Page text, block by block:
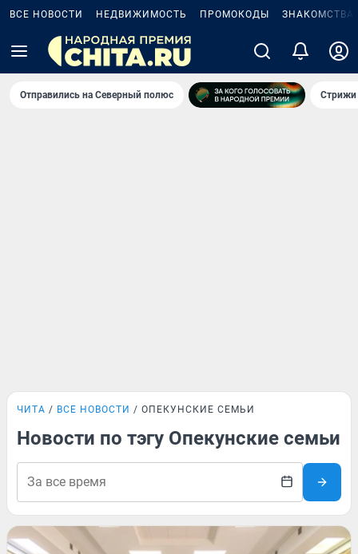
ВСЕ НОВОСТИ НЕДВИЖИМОСТЬ ПРОМОКОДЫ ЗНАКОМСТВА
Отправились на Северный полюс Стрижи
ЧИТА ВСЕ НОВОСТИ ОПЕКУНСКИЕ СЕМЬИ
Новости по тэгу Опекунские семьи